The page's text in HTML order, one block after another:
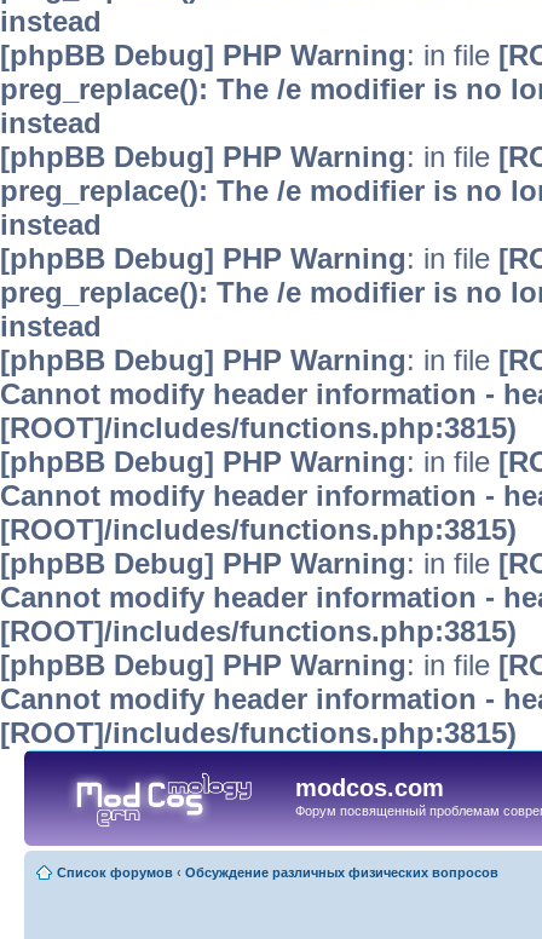
instead
[phpBB Debug] PHP Warning: in file
preg_replace(): The /e modifier is no
instead
[phpBB Debug] PHP Warning: in file
preg_replace(): The /e modifier is no
instead
[phpBB Debug] PHP Warning: in file
preg_replace(): The /e modifier is no
instead
[phpBB Debug] PHP Warning: in file
Cannot modify header information -
[ROOT]/includes/functions.php:3815)
[phpBB Debug] PHP Warning: in file
Cannot modify header information -
[ROOT]/includes/functions.php:3815)
[phpBB Debug] PHP Warning: in file
Cannot modify header information -
[ROOT]/includes/functions.php:3815)
[phpBB Debug] PHP Warning: in file
Cannot modify header information -
[ROOT]/includes/functions.php:3815)
modcos.com
Форум посвященный проблемам
Список форумов ‹ Обсуждение различных физических вопросов